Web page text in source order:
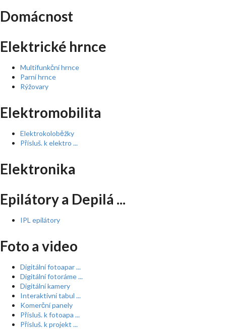
Domácnost
Elektrické hrnce
Multifunkční hrnce
Parní hrnce
Rýžovary
Elektromobilita
Elektrokoloběžky
Přísluš. k elektro ...
Elektronika
Epilátory a Depilá ...
IPL epilátory
Foto a video
Digitální fotoapar ...
Digitální fotoráme ...
Digitální kamery
Interaktivní tabul ...
Komerční panely
Přísluš. k fotoapa ...
Přísluš. k projekt ...